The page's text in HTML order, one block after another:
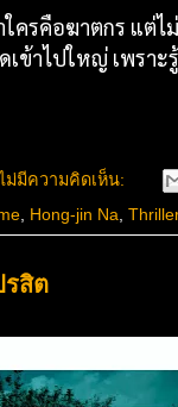
รคือฆาตกร แต่ไ
ข้าไปใหญ่ เพรา
ม่มีความคิดเห็น:
Hong-jin Na
รสิต